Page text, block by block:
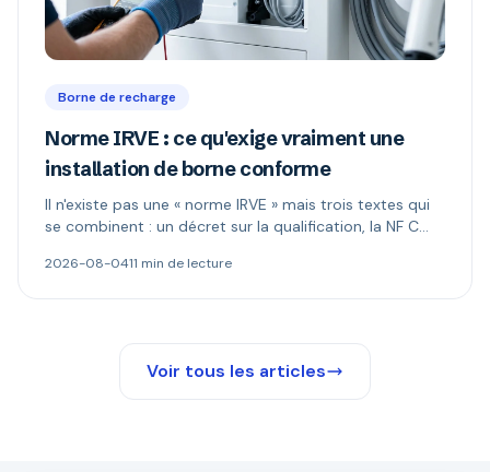
Borne de recharge
Norme IRVE : ce qu'exige vraiment une
installation de borne conforme
Il n'existe pas une « norme IRVE » mais trois textes qui
se combinent : un décret sur la qualification, la NF C
borne. Ce qui est réellement obligatoire, et quand le
2026-08-0411 min de lecture
Voir tous les articles